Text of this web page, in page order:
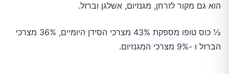
הוא גם מקור לזרחן, מגנזיום, אשלגן וברזל.
½ כוס טופו מספקת 43% מצרכי הסידן היומיים, 36% מצרכי
הברזל ו -9% מצרכי המגנזיום.